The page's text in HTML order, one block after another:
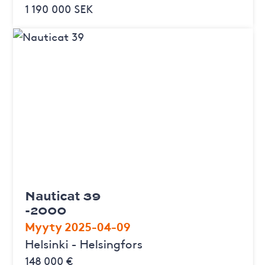
1 190 000 SEK
Nauticat 39
-2000
Myyty 2025-04-09
Helsinki - Helsingfors
148 000 €